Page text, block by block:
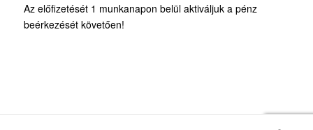
Az előfizetését 1 munkanapon belül aktiváljuk a pénz
beérkezését követően!